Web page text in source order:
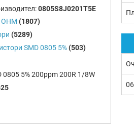
0805S8J0201T5E
OHM (1807)
(5289)
SMD 0805 5% (503)
0805 5% 200ppm 200R 1/8W